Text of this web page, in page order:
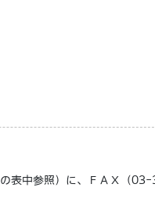
の表中参照）に、ＦＡＸ（